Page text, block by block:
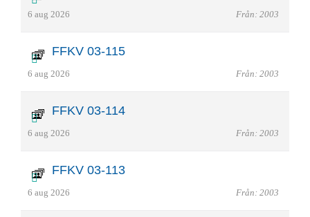
6 aug 2026 Från: 2003
FFKV 03-115
6 aug 2026 Från: 2003
FFKV 03-114
6 aug 2026 Från: 2003
FFKV 03-113
6 aug 2026 Från: 2003